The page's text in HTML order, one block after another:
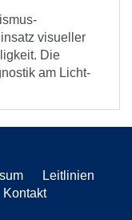
visueller
Die
am Licht-
Leitlinien
Kontakt